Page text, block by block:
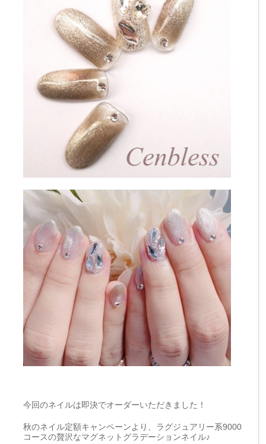
今回のネイルは即決でオーダーいただきました！
秋のネイル定額キャンペーンより、ラグジュアリー系9000
コースの贅沢なマグネットグラデーションネイル♪